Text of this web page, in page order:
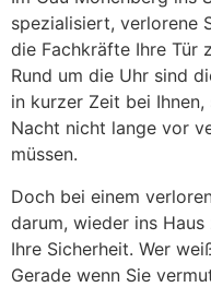
spezialisiert, verlorene
die Fachkräfte Ihre Tür
Rund um die Uhr sind
in kurzer Zeit bei
Nacht nicht lange vor
müssen.
Doch bei einem
darum, wieder ins
Ihre Sicherheit. Wer
Gerade wenn Sie